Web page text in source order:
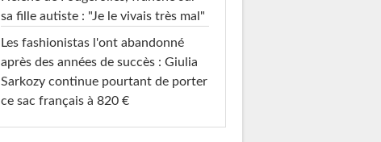
sa fille autiste : "Je le vivais très mal"
Les fashionistas l'ont abandonné
après des années de succès : Giulia
Sarkozy continue pourtant de porter
ce sac français à 820 €